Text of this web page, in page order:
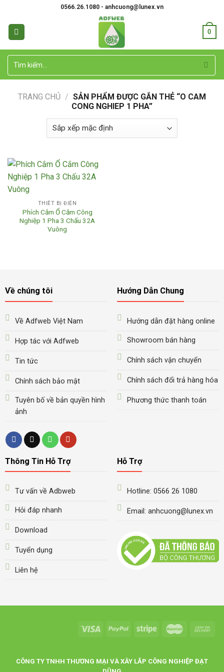
content
0566.26.1080 - anhcuong@lunex.vn
0
Tìm
TRANG CHỦ / SẢN PHẨM ĐƯỢC GẮN THẺ “O CAM
CONG NGHIEP 1 PHA”
THIẾT BỊ ĐIỆN
Phích Cắm Ổ Cắm Công
Nghiệp 1 Pha 3 Chấu 32A
Vuông
Về chúng tôi
Về Adfweb Việt Nam
Hợp tác với Adfweb
Tin tức
Chính sách bảo mật
Tuyên bố về bản quyền hình
ảnh
Hướng Dẫn Chung
Hướng dẫn đặt hàng online
Showroom bán hàng
Chính sách vận chuyển
Chính sách đổi trả hàng hóa
Phương thức thanh toán
Thông Tin Hỗ Trợ
Tư vấn về Adbweb
Hỏi đáp nhanh
Download
Tuyển dụng
Liên hệ
Hỗ Trợ
Hotline: 0566 26 1080
Email: anhcuong@lunex.vn
CÔNG TY TNHH THƯƠNG MẠI VÀ XÂY LẮP CÔNG NGHIỆP ĐẠT